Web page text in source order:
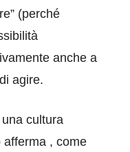
(perché
anche a
agire.
cultura
afferma , come